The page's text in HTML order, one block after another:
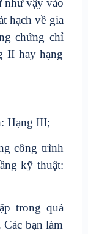
như vậy vào
hạch về gia
chứng chỉ
II hay hạng
Hạng III;
công trình
kỹ thuật:
trong quá
bạn làm